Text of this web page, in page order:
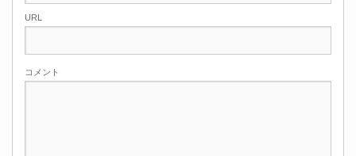
URL
コメント